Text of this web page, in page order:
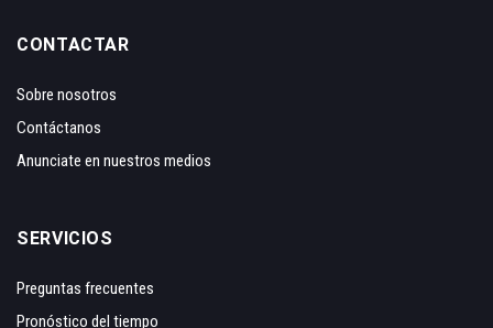
CONTACTAR
Sobre nosotros
Contáctanos
Anunciate en nuestros medios
SERVICIOS
Preguntas frecuentes
Pronóstico del tiempo